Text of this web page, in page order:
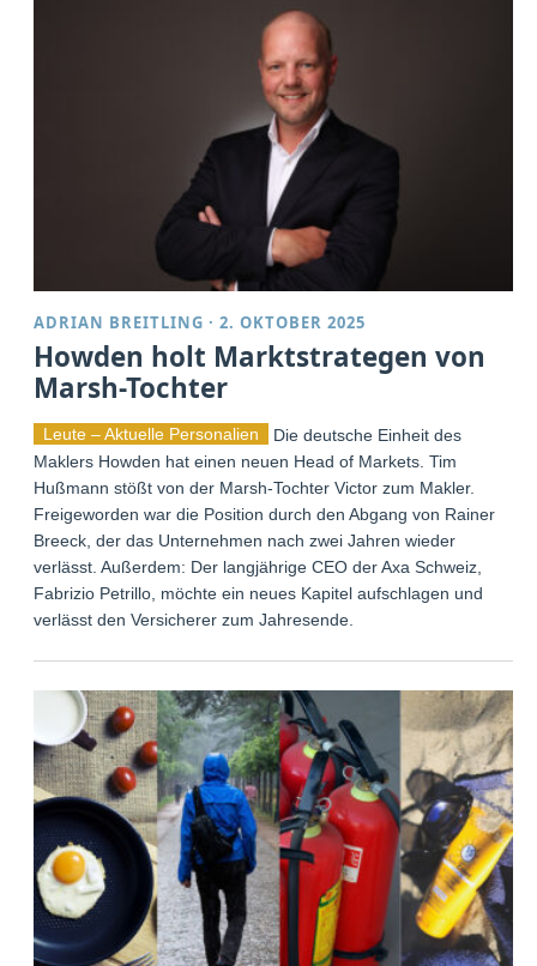
ADRIAN BREITLING ·2. OKTOBER 2025
Howden holt Marktstrategen von
Marsh-Tochter
Leute – Aktuelle Personalien
Die deutsche Einheit des
Maklers Howden hat einen neuen Head of Markets. Tim
Hußmann stößt von der Marsh-Tochter Victor zum Makler.
Freigeworden war die Position durch den Abgang von Rainer
Breeck, der das Unternehmen nach zwei Jahren wieder
verlässt. Außerdem: Der langjährige CEO der Axa Schweiz,
Fabrizio Petrillo, möchte ein neues Kapitel aufschlagen und
verlässt den Versicherer zum Jahresende.